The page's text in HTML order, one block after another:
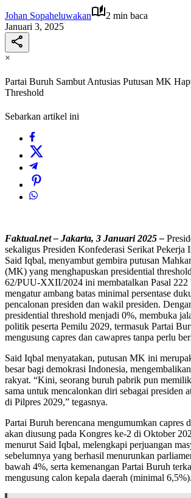
Johan Sopaheluwakan
2 min baca
Januari 3, 2025
×
Partai Buruh Sambut Antusias Putusan MK
Threshold
Sebarkan artikel ini
Faktual.net – Jakarta, 3 Januari 2025 –
sekaligus Presiden Konfederasi Serikat Pekerja
Said Iqbal, menyambut gembira putusan
(MK) yang menghapuskan presidential
62/PUU-XXII/2024 ini membatalkan Pasal
mengatur ambang batas minimal persentase
pencalonan presiden dan wakil presiden.
presidential threshold menjadi 0%, membuka
politik peserta Pemilu 2029, termasuk Partai
mengusung capres dan cawapres tanpa perlu
Said Iqbal menyatakan, putusan MK ini
besar bagi demokrasi Indonesia,
rakyat. “Kini, seorang buruh pabrik pun
sama untuk mencalonkan diri sebagai presiden
di Pilpres 2029,” tegasnya.
Partai Buruh berencana mengumumkan capres
akan diusung pada Kongres ke-2 di Oktober
menurut Said Iqbal, melengkapi perjuangan
sebelumnya yang berhasil menurunkan
bawah 4%, serta kemenangan Partai Buruh
mengusung calon kepala daerah (minimal 6,5%).